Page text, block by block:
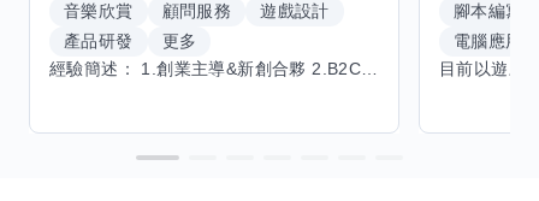
音樂欣賞 顧問服務
遊戲設計
產品研發
更多
腳本編寫
電腦應用